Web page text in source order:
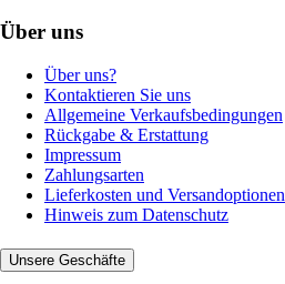
Über uns
Über uns?
Kontaktieren Sie uns
Allgemeine Verkaufsbedingungen
Rückgabe & Erstattung
Impressum
Zahlungsarten
Lieferkosten und Versandoptionen
Hinweis zum Datenschutz
Unsere Geschäfte